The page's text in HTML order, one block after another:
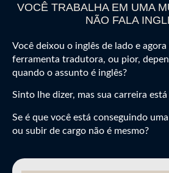
VOCÊ TRABALHA EM UMA
NÃO FALA
Você deixou o inglês de lado e
ferramenta tradutora, ou pior,
quando o assunto é inglês?
Sinto lhe dizer, mas sua carreira
Se é que você está conseguindo
ou subir de cargo não é mesmo?